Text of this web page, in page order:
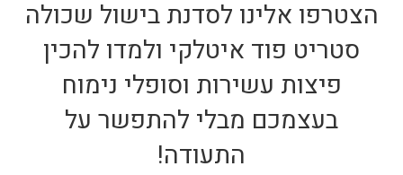
הצטרפו אלינו לסדנת בישול שכולה
סטריט פוד איטלקי ולמדו להכין
פיצות עשירות וסופלי נימוח
בעצמכם מבלי להתפשר על
התעודה!